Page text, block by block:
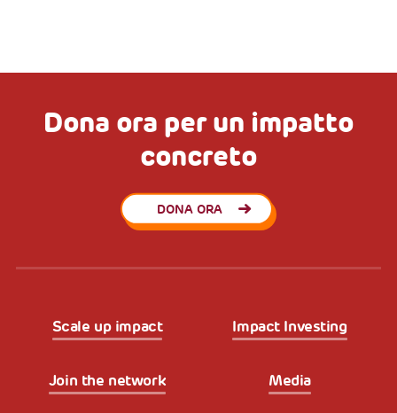
Dona ora per un impatto
concreto
DONA ORA
Scale up impact Impact Investing
Join the network Media